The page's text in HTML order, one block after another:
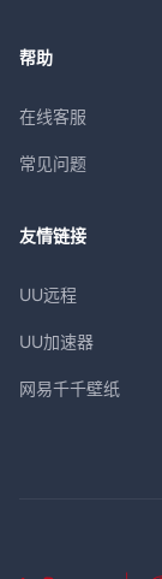
帮助
在线客服
常见问题
友情链接
UU远程
UU加速器
网易千千壁纸